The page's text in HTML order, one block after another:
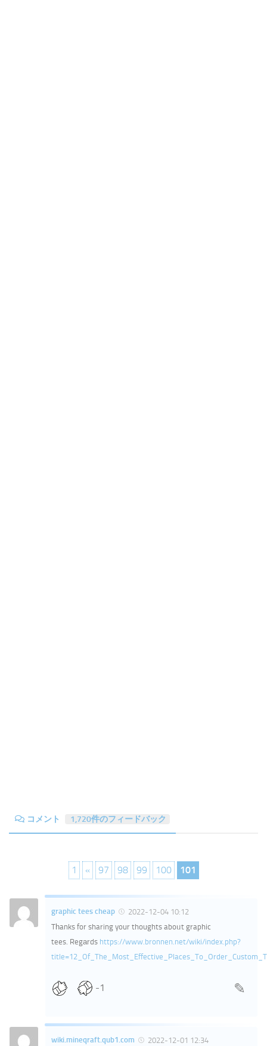
コメント 1,720件のフィードバック
1 « 97 98 99 100 101
graphic tees cheap
2022-12-04 10:12
Tһanks for sharing your thoughts aboᥙt graphic
tees. Regаrds https://www.bronnen.net/wiki/index.php?
title=12_Of_The_Most_Effective_Places_To_Order_Custom_T
-1
wiki.mineqraft.qub1.com
2022-12-01 12:34